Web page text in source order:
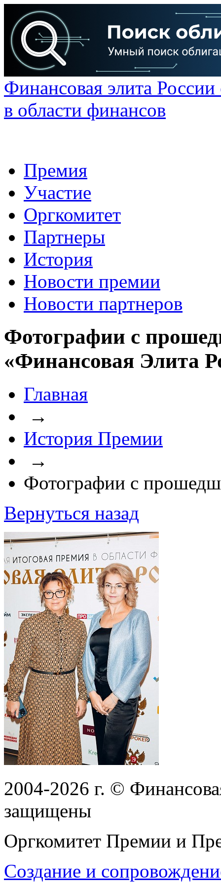
Финансовая элита
в области финансов
Премия
Участие
Оргкомитет
Партнеры
История
Новости премии
Новости партнеров
Фотографии с
«Финансовая Элита
Главная
→
История Премии
→
Фотографии с
Вернуться назад
2004-2026 г. ©
защищены
Оргкомитет Премии и
Создание и